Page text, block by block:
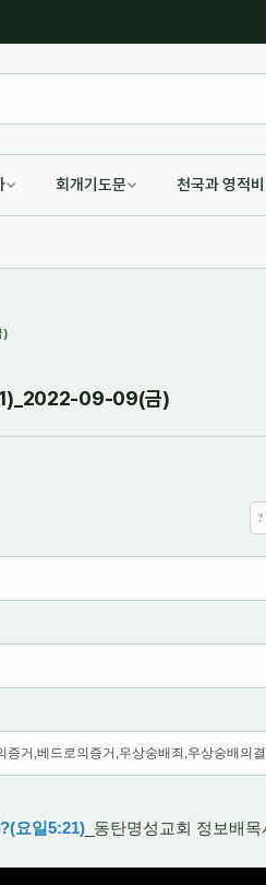
회개기도문 천국과 영적
)
09-09(금)
?
거,베드로의증거,우상숭배죄,우상숭배의
요일5:21) _동탄명성교회 정보배목